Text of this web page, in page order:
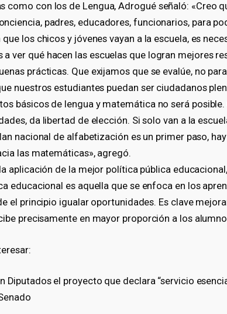
como con los de Lengua, Adrogué señaló: «Creo
padres, educadores, funcionarios, para
los chicos y jóvenes vayan a la escuela, es
a ver qué hacen las escuelas que logran mejores
prácticas. Que exijamos que se evalúe, no
nuestros estudiantes puedan ser ciudadanos
básicos de lengua y matemática no será
da libertad de elección. Si solo van a la
nacional de alfabetización es un primer paso,
las matemáticas», agregó.
aplicación de la mejor política pública
educacional es aquella que se enfoca en los
el principio igualar oportunidades. Es clave
precisamente en mayor proporción a los
Diputados el proyecto que declara “servicio